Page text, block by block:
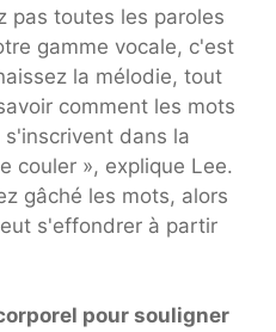
pas toutes les paroles
gamme vocale, c'est
la mélodie, tout
comment les mots
dans la
couler », explique Lee.
gâché les mots, alors
s'effondrer à partir
pour souligner